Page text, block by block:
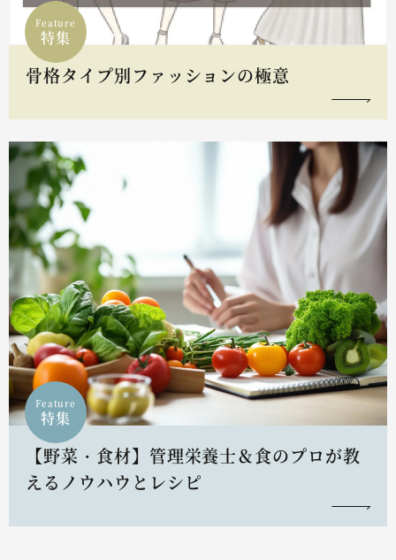
Feature
特集
骨格タイプ別ファッションの極意
Feature
特集
【野菜・食材】管理栄養士＆食のプロが教
えるノウハウとレシピ